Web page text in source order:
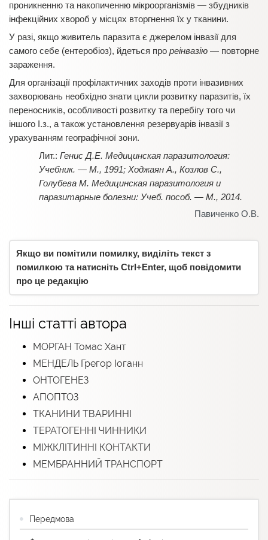
проникненню та накопиченню мікроорганізмів — збудників
інфекційних хвороб у місцях вторгнення їх у тканини.
У разі, якщо живитель паразита є джерелом інвазії для
самого себе (ентеробіоз), йдеться про реінвазію — повторне
зараження.
Для організації профілактичних заходів проти інвазивних
захворювань необхідно знати цикли розвитку паразитів, їх
переносників, особливості розвитку та перебігу того чи
іншого І.з., а також установлення резервуарів інвазії з
урахуванням географічної зони.
Генис Д.Е. Медицинская паразитология:
Учебник. — М., 1991; Ходжаян А., Козлов С.,
Голубева М. Медицинская паразитология и
паразитарные болезни: Учеб. пособ. — М., 2014.
Павиченко О.В.
Якщо ви помітили помилку, виділіть текст з
помилкою та натисніть Ctrl+Enter, щоб повідомити
про це редакцію
Інші статті автора
МОРГАН Томас Хант
МЕНДЕЛЬ Грегор Іоганн
ОНТОГЕНЕЗ
АПОПТОЗ
ТКАНИНИ ТВАРИННІ
ТЕРАТОГЕННІ ЧИННИКИ
МІЖКЛІТИННІ КОНТАКТИ
МЕМБРАННИЙ ТРАНСПОРТ
Передмова